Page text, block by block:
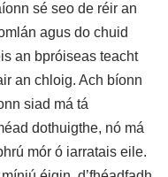
sé seo de réir an
agus do chuid
an bpróiseas teacht
an chloig. Ach bíonn
siad má tá
dothuigthe, nó má
mór ó iarratais eile.